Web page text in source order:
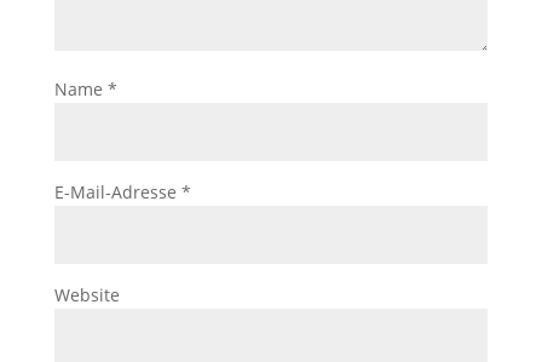
Name *
E-Mail-Adresse *
Website